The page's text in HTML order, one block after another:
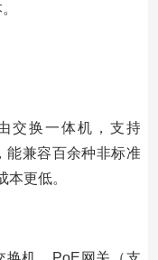
交换一体机，支持
能兼容百余种非标准
更低。